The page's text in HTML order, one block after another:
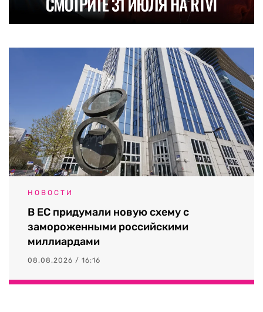
НОВОСТИ
В ЕС придумали новую схему с
замороженными российскими
миллиардами
08.08.2026 / 16:16